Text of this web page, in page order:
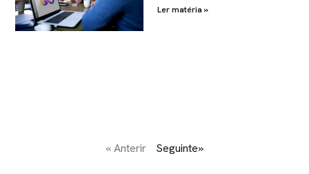
Ler matéria »
« Anterir Seguinte»